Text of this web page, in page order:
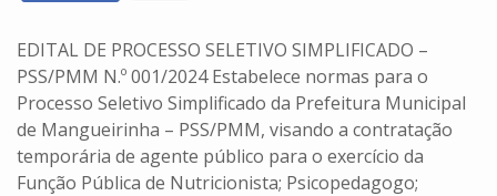
EDITAL DE PROCESSO SELETIVO SIMPLIFICADO –
PSS/PMM N.º 001/2024 Estabelece normas para o
Processo Seletivo Simplificado da Prefeitura Municipal
de Mangueirinha – PSS/PMM, visando a contratação
temporária de agente público para o exercício da
Função Pública de Nutricionista; Psicopedagogo;